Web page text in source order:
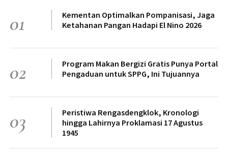
01
Kementan Optimalkan Pompanisasi, Jaga
Ketahanan Pangan Hadapi El Nino 2026
02
Program Makan Bergizi Gratis Punya Portal
Pengaduan untuk SPPG, Ini Tujuannya
03
Peristiwa Rengasdengklok, Kronologi
hingga Lahirnya Proklamasi 17 Agustus
1945